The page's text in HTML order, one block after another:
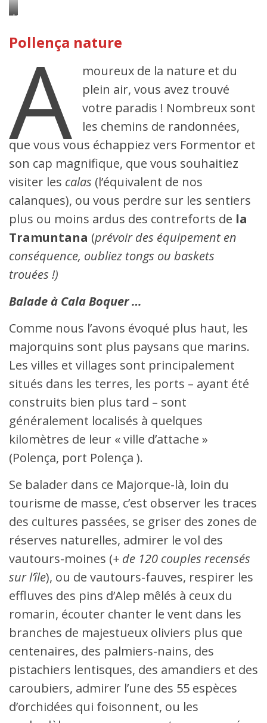
Barquès
de
Le
cap
Pollença nature
A
moureux de la nature et du
plein air, vous avez trouvé
votre paradis ! Nombreux sont
les chemins de randonnées,
que vous vous échappiez vers Formentor et
son cap magnifique, que vous souhaitiez
visiter les calas (l’équivalent de nos
calanques), ou vous perdre sur les sentiers
plus ou moins ardus des contreforts de la
Tramuntana (prévoir des équipement en
conséquence, oubliez tongs ou baskets
trouées !)
Balade à Cala Boquer …
Comme nous l’avons évoqué plus haut, les
majorquins sont plus paysans que marins.
Les villes et villages sont principalement
situés dans les terres, les ports – ayant été
construits bien plus tard – sont
généralement localisés à quelques
kilomètres de leur « ville d’attache »
(Polença, port Polença ).
Se balader dans ce Majorque-là, loin du
tourisme de masse, c’est observer les traces
des cultures passées, se griser des zones de
réserves naturelles, admirer le vol des
vautours-moines (+ de 120 couples recensés
sur l’île), ou de vautours-fauves, respirer les
effluves des pins d’Alep mêlés à ceux du
romarin, écouter chanter le vent dans les
branches de majestueux oliviers plus que
centenaires, des palmiers-nains, des
pistachiers lentisques, des amandiers et des
caroubiers, admirer l’une des 55 espèces
d’orchidées qui foisonnent, ou les